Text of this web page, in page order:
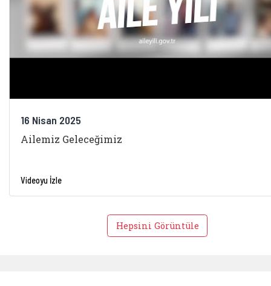
16 Nisan 2025
Ailemiz Geleceğimiz
Videoyu İzle
Hepsini Görüntüle